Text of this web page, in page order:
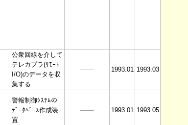
公衆回線を介して
テレカプラ(ﾘﾓｰﾄ
I/O)のデータを収
集する
1993.01 1993.03
警報制御ｼｽﾃﾑの
ﾃﾞｰﾀﾍﾞｰｽ作成装
置
1993.01 1993.05